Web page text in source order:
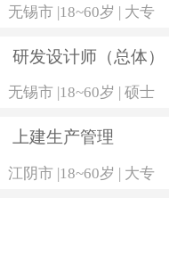
无锡市 |18~60岁 | 大专
研发设计师（总体）
无锡市 18~60岁 硕士
上建生产管理
江阴市 |18~60岁 | 大专